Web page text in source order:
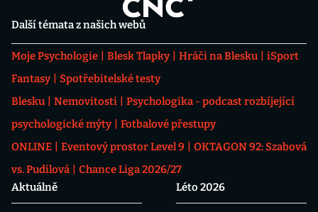
Další témata z našich webů
Moje Psychologie Blesk Tlapky Hráči na Blesku
iSport
Fantasy
Spotřebitelské testy
Blesku
Nemovitosti
Psychologika - podcast rozbíjející
psychologické mýty
Fotbalové přestupy
ONLINE
Eventový prostor Level 9
OKTAGON 92: Szabová
vs. Pudilová
Chance Liga 2026/27
Aktuálně
Léto 2026